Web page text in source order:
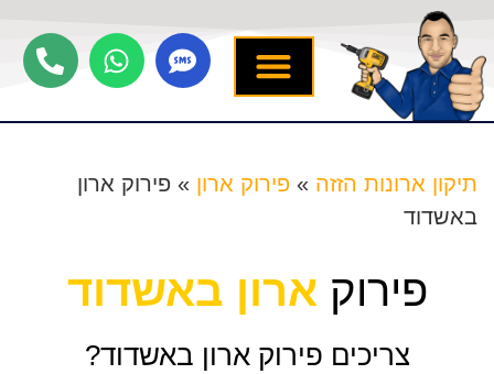
תיקון ארונות הזזה » פירוק ארון » פירוק ארון
באשדוד
פירוק ארון באשדוד
צריכים פירוק ארון באשדוד?